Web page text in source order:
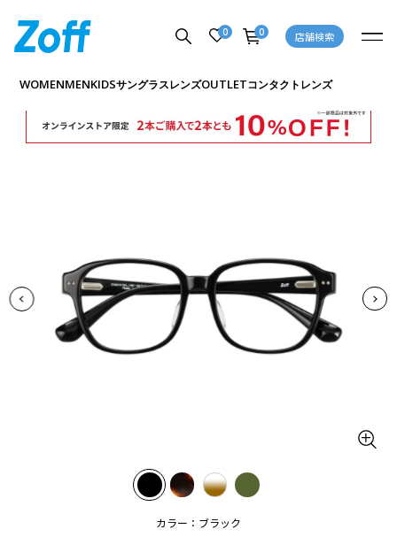
0 0 店舗検索
WOMENMENKIDSサングラスレンズOUTLETコンタクトレンズ
カラー：ブラック
商品詳細ページへ